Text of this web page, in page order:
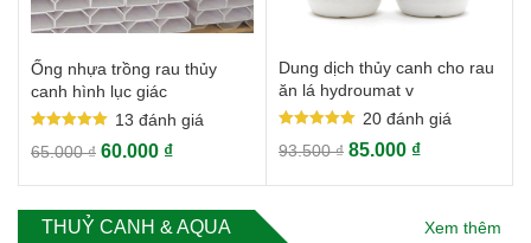
Ống nhựa trồng rau thủy
canh hình lục giác
5.00
13 đánh giá
65.000₫ 60.000 ₫
Dung dịch thủy canh cho rau
ăn lá hydroumat v
5.00
20đánh giá
93.500₫ 85.000 ₫
THUỶ CANH & AQUA Xem thêm